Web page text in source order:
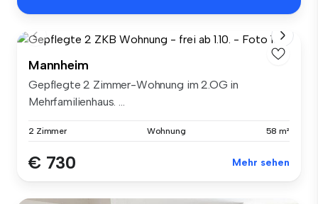
Mannheim
Gepflegte 2 Zimmer-Wohnung im 2.OG in
Mehrfamilienhaus. ...
2 Zimmer Wohnung 58 m²
€ 730 Mehr sehen